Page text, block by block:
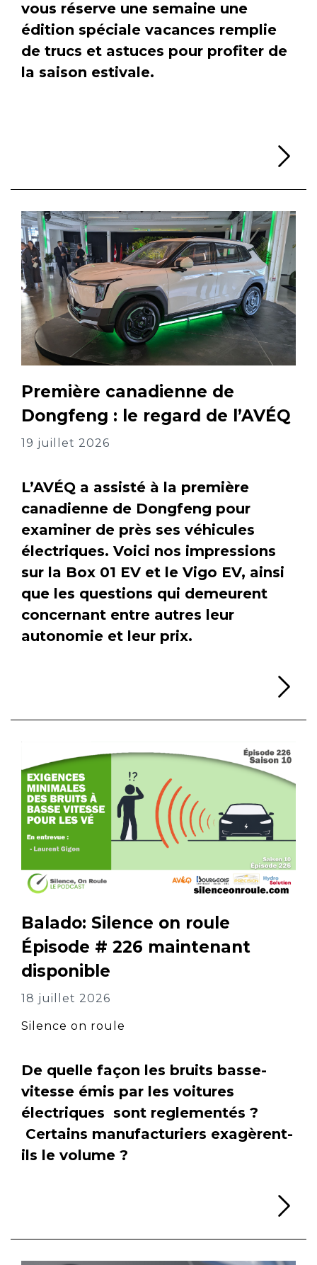
vous réserve une semaine une
édition spéciale vacances remplie
de trucs et astuces pour profiter de
la saison estivale.
Première canadienne de
Dongfeng : le regard de l’AVÉQ
19 juillet 2026
L’AVÉQ a assisté à la première
canadienne de Dongfeng pour
examiner de près ses véhicules
électriques. Voici nos impressions
sur la Box 01 EV et le Vigo EV, ainsi
que les questions qui demeurent
concernant entre autres leur
autonomie et leur prix.
Balado: Silence on roule
Épisode # 226 maintenant
disponible
18 juillet 2026
Silence on roule
De quelle façon les bruits basse-
vitesse émis par les voitures
électriques sont reglementés ?
Certains manufacturiers exagèrent-
ils le volume ?